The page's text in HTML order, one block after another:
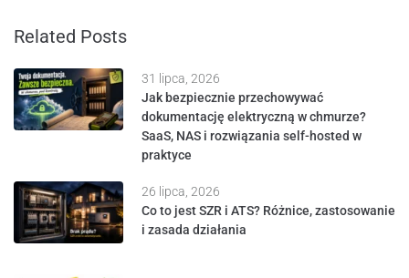
Related Posts
31 lipca, 2026
Jak bezpiecznie przechowywać
dokumentację elektryczną w chmurze?
SaaS, NAS i rozwiązania self-hosted w
praktyce
26 lipca, 2026
Co to jest SZR i ATS? Różnice, zastosowanie
i zasada działania